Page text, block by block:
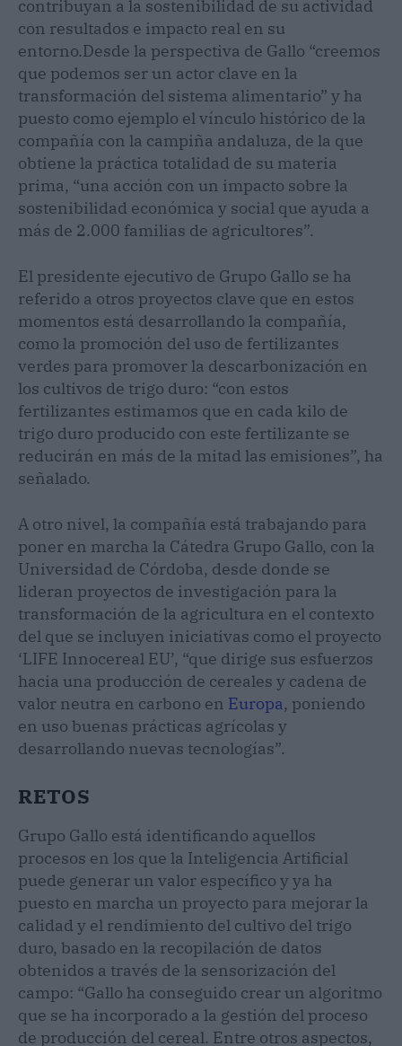
contribuyan a la sostenibilidad de su actividad
con resultados e impacto real en su
entorno.Desde la perspectiva de Gallo “creemos
que podemos ser un actor clave en la
transformación del sistema alimentario” y ha
puesto como ejemplo el vínculo histórico de la
compañía con la campiña andaluza, de la que
obtiene la práctica totalidad de su materia
prima, “una acción con un impacto sobre la
sostenibilidad económica y social que ayuda a
más de 2.000 familias de agricultores”.
El presidente ejecutivo de Grupo Gallo se ha
referido a otros proyectos clave que en estos
momentos está desarrollando la compañía,
como la promoción del uso de fertilizantes
verdes para promover la descarbonización en
los cultivos de trigo duro: “con estos
fertilizantes estimamos que en cada kilo de
trigo duro producido con este fertilizante se
reducirán en más de la mitad las emisiones”, ha
señalado.
A otro nivel, la compañía está trabajando para
poner en marcha la Cátedra Grupo Gallo, con la
Universidad de Córdoba, desde donde se
lideran proyectos de investigación para la
transformación de la agricultura en el contexto
del que se incluyen iniciativas como el proyecto
‘LIFE Innocereal EU’, “que dirige sus esfuerzos
hacia una producción de cereales y cadena de
valor neutra en carbono en Europa, poniendo
en uso buenas prácticas agrícolas y
desarrollando nuevas tecnologías”.
RETOS
Grupo Gallo está identificando aquellos
procesos en los que la Inteligencia Artificial
puede generar un valor específico y ya ha
puesto en marcha un proyecto para mejorar la
calidad y el rendimiento del cultivo del trigo
duro, basado en la recopilación de datos
obtenidos a través de la sensorización del
campo: “Gallo ha conseguido crear un algoritmo
que se ha incorporado a la gestión del proceso
de producción del cereal. Entre otros aspectos,